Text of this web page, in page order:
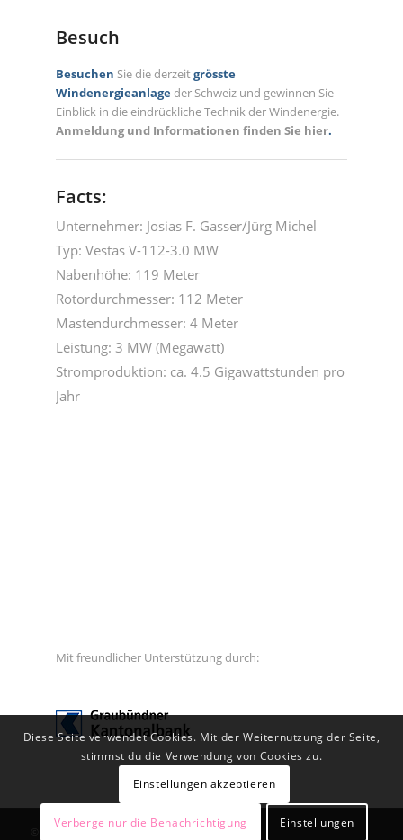
Besuch
Besuchen Sie die derzeitgrösste
Windenergieanlageder Schweiz und gewinnen Sie
Einblick in die eindrückliche Technik der Windenergie.
Anmeldung und Informationen finden Sie hier.
Facts:
Unternehmer: Josias F. Gasser/Jürg Michel
Typ: Vestas V-112-3.0 MW
Nabenhöhe: 119 Meter
Rotordurchmesser: 112 Meter
Mastendurchmesser: 4 Meter
Leistung: 3 MW (Megawatt)
Stromproduktion: ca. 4.5 Gigawattstunden pro
Jahr
Mit freundlicher Unterstützung durch:
© Copyright - calandawind | Datenschutz
Diese Seite verwendet Cookies. Mit der Weiternutzung der Seite,
stimmst du die Verwendung von Cookies zu.
Einstellungen akzeptieren
Verberge nur die Benachrichtigung Einstellungen